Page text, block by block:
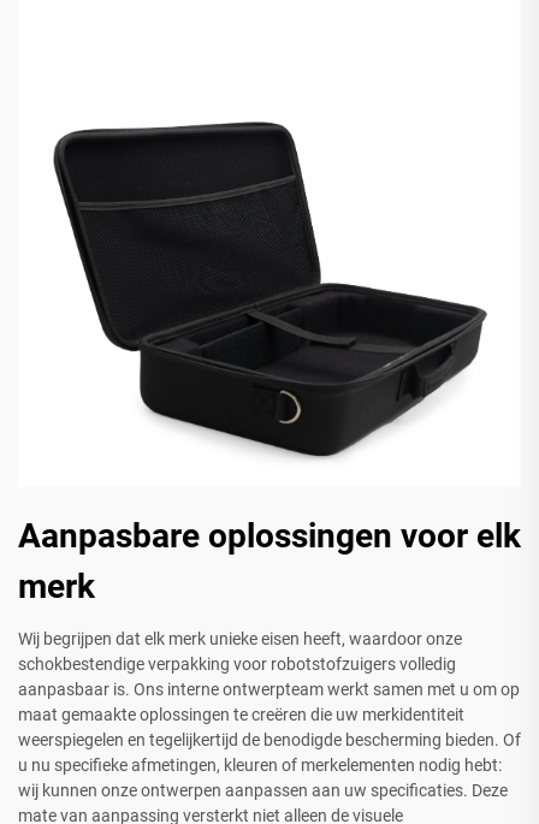
Aanpasbare oplossingen voor elk
merk
Wij begrijpen dat elk merk unieke eisen heeft, waardoor onze
schokbestendige verpakking voor robotstofzuigers volledig
aanpasbaar is. Ons interne ontwerpteam werkt samen met u om op
maat gemaakte oplossingen te creëren die uw merkidentiteit
weerspiegelen en tegelijkertijd de benodigde bescherming bieden. Of
u nu specifieke afmetingen, kleuren of merkelementen nodig hebt:
wij kunnen onze ontwerpen aanpassen aan uw specificaties. Deze
mate van aanpassing versterkt niet alleen de visuele